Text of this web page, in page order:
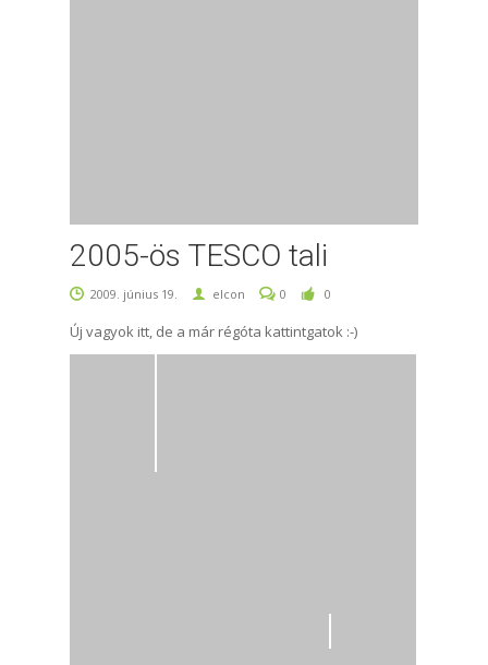
2005-ös TESCO tali
2009. június 19. elcon 0 0
Új vagyok itt, de a már régóta kattintgatok :-)